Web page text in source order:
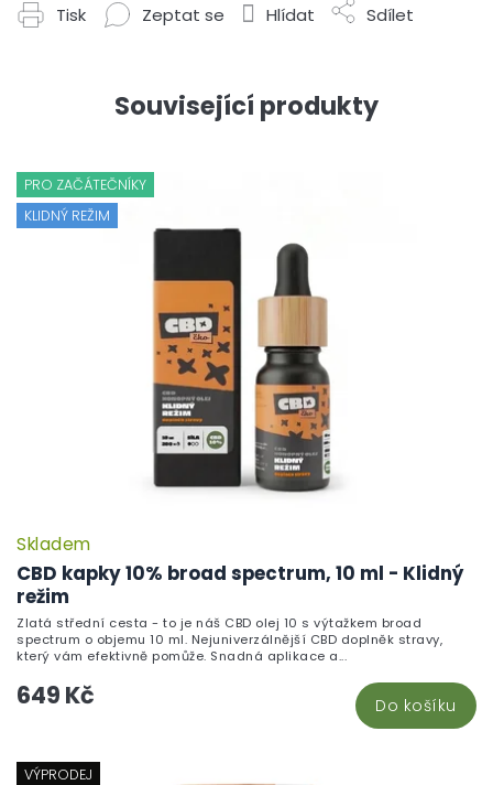
Tisk Zeptat se Hlídat Sdílet
Související produkty
PRO ZAČÁTEČNÍKY
KLIDNÝ REŽIM
CBD kapky 10% broad spectrum, 10 ml - Klidný
režim
Skladem
649 Kč Do košíku
Zlatá střední cesta - to je náš CBD olej 10 s výtažkem broad
spectrum o objemu 10 ml. Nejuniverzálnější CBD doplněk stravy,
který vám efektivně pomůže. Snadná aplikace a...
VÝPRODEJ